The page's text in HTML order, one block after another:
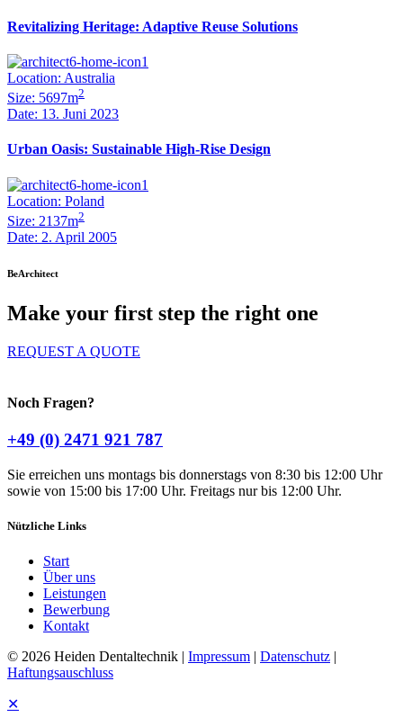
Revitalizing Heritage: Adaptive Reuse Solutions
Location: Australia
Size: 5697m2
Date: 13. Juni 2023
Urban Oasis: Sustainable High-Rise Design
Location: Poland
Size: 2137m2
Date: 2. April 2005
BeArchitect
Make your first step the right one
REQUEST A QUOTE
Noch Fragen?
+49 (0) 2471 921 787
Sie erreichen uns montags bis donnerstags von 8:30 bis 12:00 Uhr
sowie von 15:00 bis 17:00 Uhr. Freitags nur bis 12:00 Uhr.
Nützliche Links
Start
Über uns
Leistungen
Bewerbung
Kontakt
© 2026 Heiden Dentaltechnik | Impressum | Datenschutz |
Haftungsauschluss
✕